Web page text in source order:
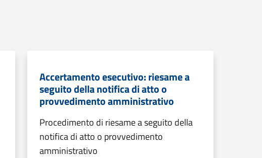
Accertamento esecutivo: riesame a
seguito della notifica di atto o
provvedimento amministrativo
Procedimento di riesame a seguito della
notifica di atto o provvedimento
amministrativo